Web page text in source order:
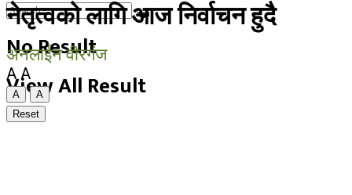
No Result
View All Result
नेतृत्वको लागि आज निर्वाचन हुदै
अनलाईन वीरगंज
A A
A
A
Reset